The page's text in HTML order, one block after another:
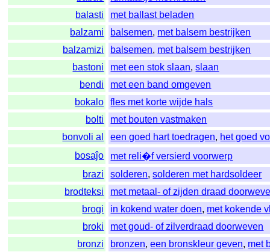
balasti
met ballast beladen
balzami
balsemen, met balsem bestrijken
balzamizi
balsemen, met balsem bestrijken
bastoni
met een stok slaan,slaan
bendi
met een band omgeven
bokalo
fles met korte wijde hals
bolti
met bouten vastmaken
bonvoli al
een goed hart toedragen, het goed
bosaĵo
met reli�f versierd voorwerp
brazi
solderen,solderen met hardsoldeer
brodteksi
met metaal- of zijden draad
brogi
in kokend water doen, met kokende
broki
met goud- of zilverdraad doorweven
bronzi
bronzen,een bronskleur geven, met